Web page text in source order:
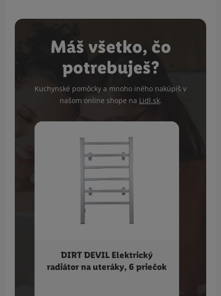
Máš všetko, čo
potrebuješ?
Kuchynské pomôcky a mnoho iného nakúpiš v
našom online shope na Lidl.sk.
DIRT DEVIL Elektrický
radiátor na uteráky, 6 priečok